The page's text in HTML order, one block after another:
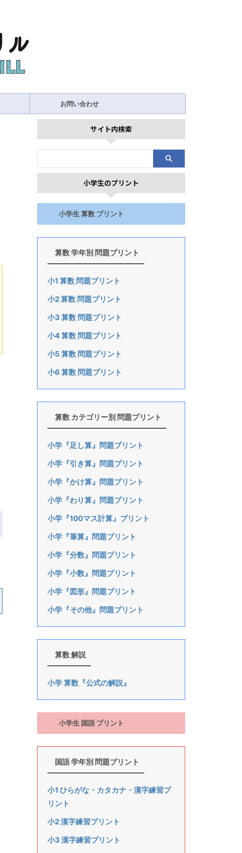
お問い合わせ
サイト内検索
小学生のプリント
小学生 算数 プリント
算数 学年別 問題プリント
小1 算数 問題プリント
小2 算数 問題プリント
小3 算数 問題プリント
小4 算数 問題プリント
小5 算数 問題プリント
小6 算数 問題プリント
算数 カテゴリー別 問題プリント
小学『足し算』問題プリント
小学『引き算』問題プリント
小学『かけ算』問題プリント
小学『わり算』問題プリント
小学『100マス計算』プリント
小学『筆算』問題プリント
小学『分数』問題プリント
小学『小数』問題プリント
小学『図形』問題プリント
小学『その他』問題プリント
算数 解説
小学 算数『公式の解説』
小学生 国語 プリント
国語 学年別 問題プリント
小1 ひらがな・カタカナ・漢字練習プ
リント
小2 漢字練習プリント
小3 漢字練習プリント